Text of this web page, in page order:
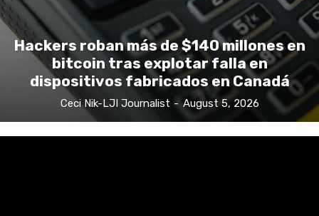
Hackers roban más de $140 millones en
bitcoin tras explotar falla en
dispositivos fabricados en Canadá
Ceci Nik-LJI Journalist - August 5, 2026